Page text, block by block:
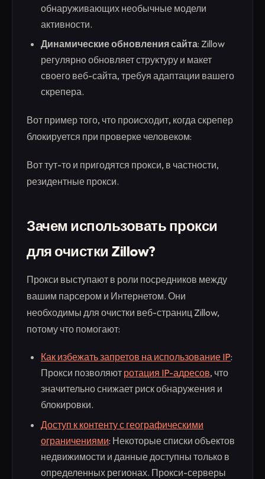
обнаруживающих необычные модели
активности.
Динамические обновления сайта: Zillow
регулярно обновляет структуру и макет
своего веб-сайта, требуя адаптации вашего
скрепера.
Вот пример того, что происходит, когда скрепер
блокируется при проверке человеком:
Вот тут-то и пригодятся прокси, в частности,
резидентные прокси.
Зачем использовать прокси
для очистки Zillow?
Прокси выступают в роли посредников между
вашим парсером и Интернетом. Они
необходимы для очистки веб-страниц Zillow,
потому что помогают:
Как избежать запретов на использование IP:
Прокси позволяют ротация IP-адресов, что
значительно снижает риск обнаружения и
блокировки.
Доступ к контенту с географическими
ограничениями: Некоторые списки объектов
недвижимости и данные доступны только в
определенных регионах. Прокси-серверы